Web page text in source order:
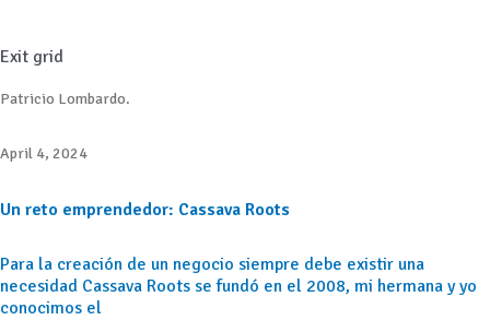
Exit grid
Patricio Lombardo.
April 4, 2024
Un reto emprendedor: Cassava Roots
Para la creación de un negocio siempre debe existir una
necesidad Cassava Roots se fundó en el 2008, mi hermana y yo
conocimos el